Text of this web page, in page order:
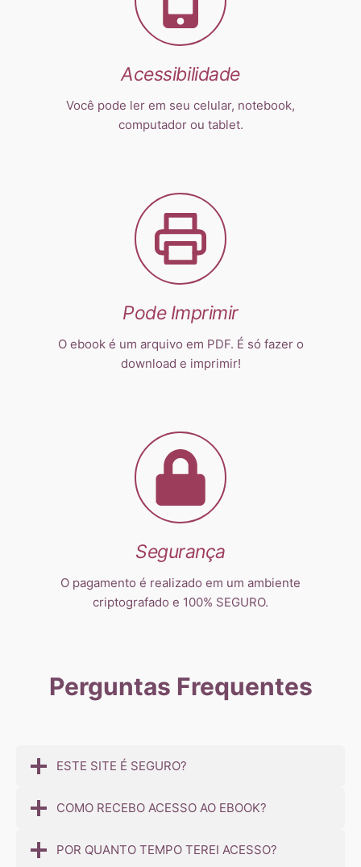
Acessibilidade
Você pode ler em seu celular, notebook,
computador ou tablet.
Pode Imprimir
O ebook é um arquivo em PDF. É só fazer o
download e imprimir!
Segurança
O pagamento é realizado em um ambiente
criptografado e 100% SEGURO.
Perguntas Frequentes
ESTE SITE É SEGURO?
COMO RECEBO ACESSO AO EBOOK?
POR QUANTO TEMPO TEREI ACESSO?